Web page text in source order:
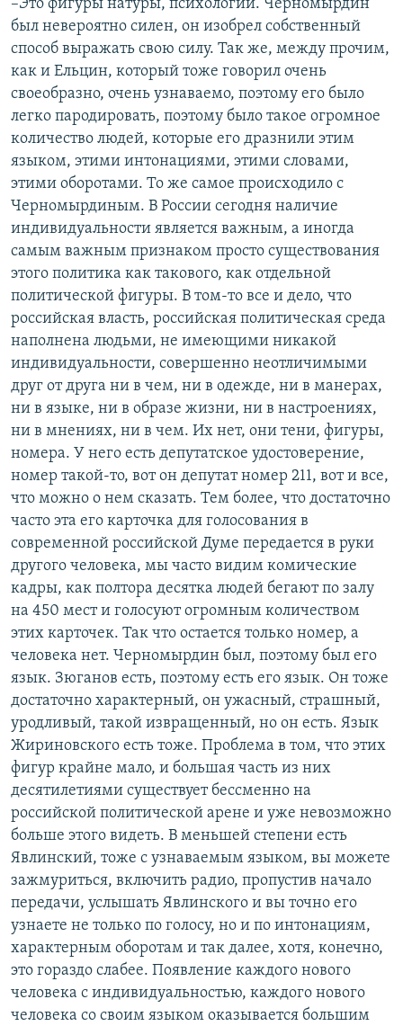
–Это фигуры натуры, психологии. Черномырдин
был невероятно силен, он изобрел собственный
способ выражать свою силу. Так же, между прочим,
как и Ельцин, который тоже говорил очень
своеобразно, очень узнаваемо, поэтому его было
легко пародировать, поэтому было такое огромное
количество людей, которые его дразнили этим
языком, этими интонациями, этими словами,
этими оборотами. То же самое происходило с
Черномырдиным. В России сегодня наличие
индивидуальности является важным, а иногда
самым важным признаком просто существования
этого политика как такового, как отдельной
политической фигуры. В том-то все и дело, что
российская власть, российская политическая среда
наполнена людьми, не имеющими никакой
индивидуальности, совершенно неотличимыми
друг от друга ни в чем, ни в одежде, ни в манерах,
ни в языке, ни в образе жизни, ни в настроениях,
ни в мнениях, ни в чем. Их нет, они тени, фигуры,
номера. У него есть депутатское удостоверение,
номер такой-то, вот он депутат номер 211, вот и все,
что можно о нем сказать. Тем более, что достаточно
часто эта его карточка для голосования в
современной российской Думе передается в руки
другого человека, мы часто видим комические
кадры, как полтора десятка людей бегают по залу
на 450 мест и голосуют огромным количеством
этих карточек. Так что остается только номер, а
человека нет. Черномырдин был, поэтому был его
язык. Зюганов есть, поэтому есть его язык. Он тоже
достаточно характерный, он ужасный, страшный,
уродливый, такой извращенный, но он есть. Язык
Жириновского есть тоже. Проблема в том, что этих
фигур крайне мало, и большая часть из них
десятилетиями существует бессменно на
российской политической арене и уже невозможно
больше этого видеть. В меньшей степени есть
Явлинский, тоже с узнаваемым языком, вы можете
зажмуриться, включить радио, пропустив начало
передачи, услышать Явлинского и вы точно его
узнаете не только по голосу, но и по интонациям,
характерным оборотам и так далее, хотя, конечно,
это гораздо слабее. Появление каждого нового
человека с индивидуальностью, каждого нового
человека со своим языком оказывается большим